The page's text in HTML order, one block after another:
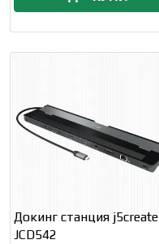
Докинг станция j5create
JCD542